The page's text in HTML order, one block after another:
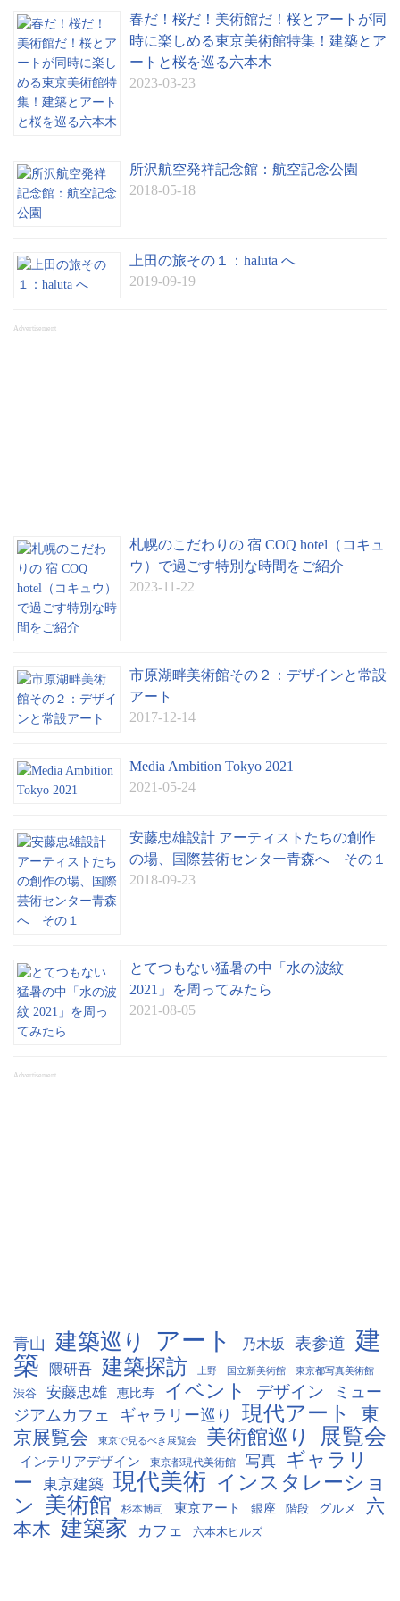
春だ！桜だ！美術館だ！桜とアートが同
時に楽しめる東京美術館特集！建築とア
ートと桜を巡る六本木
2023-03-23
所沢航空発祥記念館：航空記念公園
2018-05-18
上田の旅その１：haluta へ
2019-09-19
Advertisement
札幌のこだわりの 宿 COQ hotel（コキュ
ウ）で過ごす特別な時間をご紹介
2023-11-22
市原湖畔美術館その２：デザインと常設
アート
2017-12-14
Media Ambition Tokyo 2021
2021-05-24
安藤忠雄設計 アーティストたちの創作
の場、国際芸術センター青森へ その１
2018-09-23
とてつもない猛暑の中「水の波紋
2021」を周ってみたら
2021-08-05
Advertisement
青山 建築巡り アート 乃木坂 表参道
建
築
隈研吾 建築探訪 上野 国立新美術館 東京都写真美術館
渋谷 安藤忠雄 恵比寿 イベント デザイン
ミュー
ジアムカフェ
ギャラリー巡り 現代アート
東
京展覧会
東京で見るべき展覧会 美術館巡り 展覧会
インテリアデザイン 東京都現代美術館 写真
ギャラリ
ー
東京建築 現代美術 インスタレーショ
ン 美術館 杉本博司 東京アート 銀座 階段 グルメ
六
本木 建築家 カフェ 六本木ヒルズ